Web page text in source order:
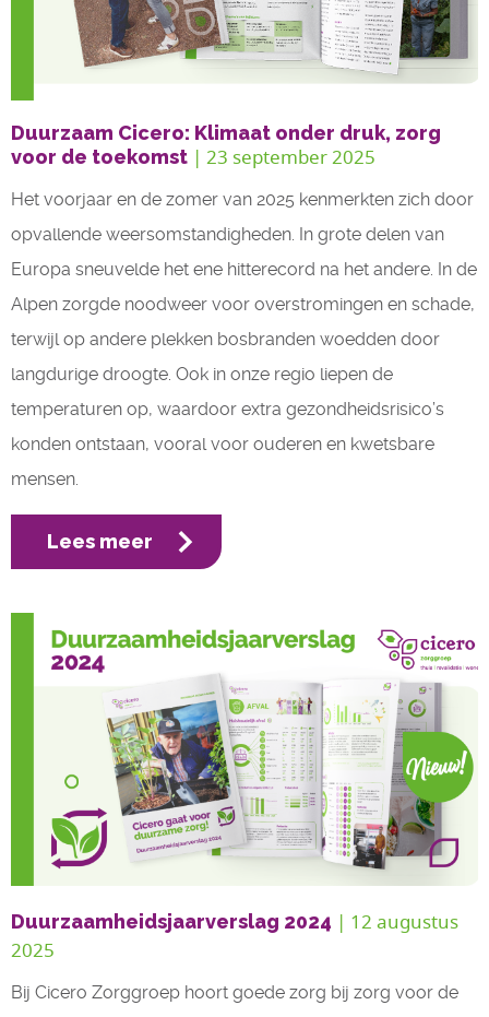
Duurzaam Cicero: Klimaat onder druk, zorg
voor de toekomst | 23 september 2025
Het voorjaar en de zomer van 2025 kenmerkten zich door
opvallende weersomstandigheden. In grote delen van
Europa sneuvelde het ene hitterecord na het andere. In de
Alpen zorgde noodweer voor overstromingen en schade,
terwijl op andere plekken bosbranden woedden door
langdurige droogte. Ook in onze regio liepen de
temperaturen op, waardoor extra gezondheidsrisico’s
konden ontstaan, vooral voor ouderen en kwetsbare
mensen.
Lees meer
Duurzaamheidsjaarverslag 2024 | 12 augustus
2025
Bij Cicero Zorggroep hoort goede zorg bij zorg voor de